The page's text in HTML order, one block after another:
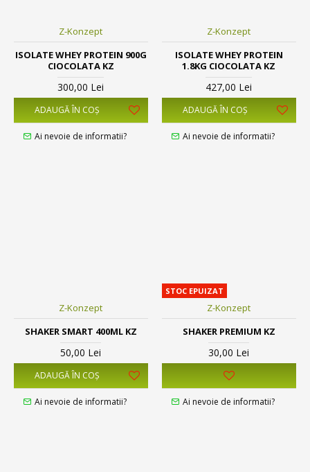
Z-Konzept
ISOLATE WHEY PROTEIN 900G
CIOCOLATA KZ
300,00 Lei
ADAUGĂ ÎN COŞ
Ai nevoie de informatii?
Z-Konzept
ISOLATE WHEY PROTEIN
1.8KG CIOCOLATA KZ
427,00 Lei
ADAUGĂ ÎN COŞ
Ai nevoie de informatii?
Z-Konzept
SHAKER SMART 400ML KZ
50,00 Lei
ADAUGĂ ÎN COŞ
Ai nevoie de informatii?
STOC EPUIZAT
Z-Konzept
SHAKER PREMIUM KZ
30,00 Lei
Ai nevoie de informatii?